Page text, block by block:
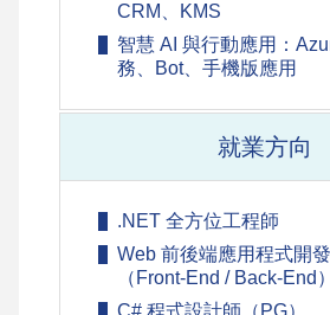
CRM、KMS
智慧 AI 與行動應用：
務、Bot、手機版應用
就業方向
.NET 全方位工程師
Web 前後端應用程式開
（Front-End / Back-End）